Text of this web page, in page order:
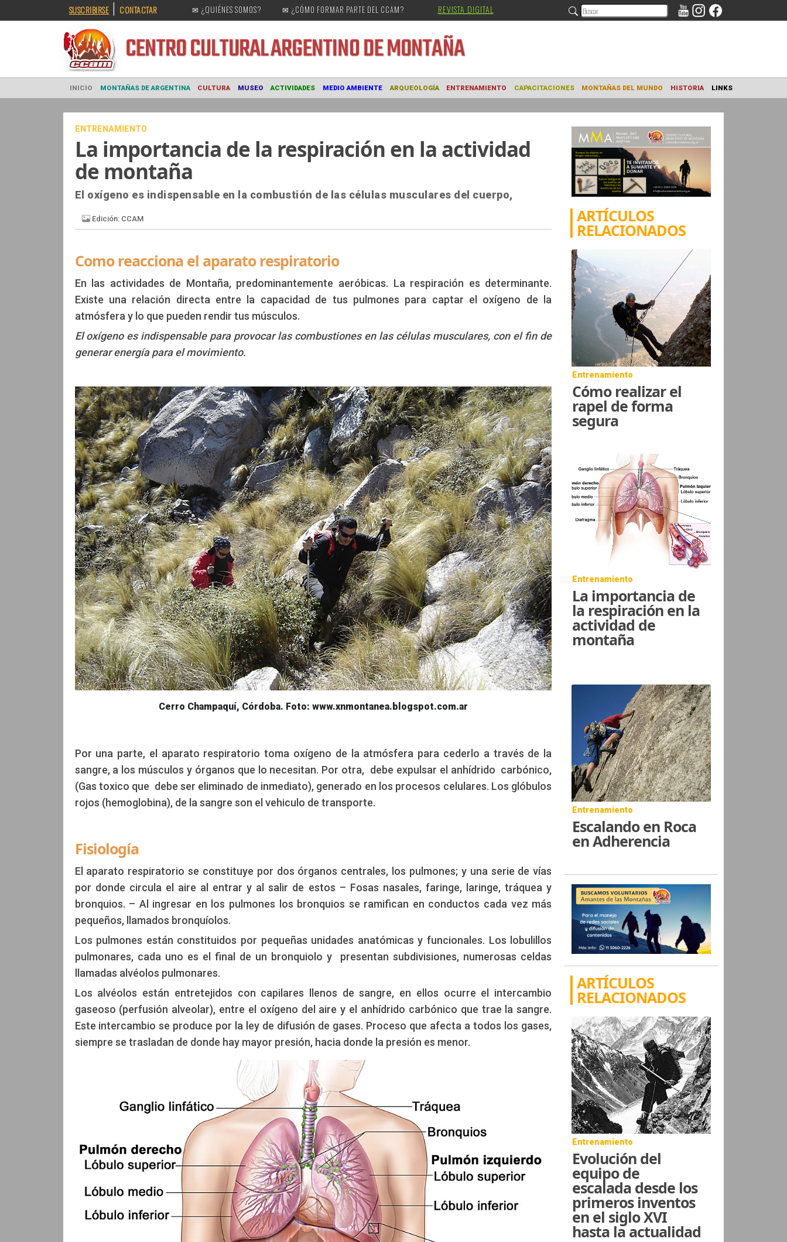
SUSCRIBIRSE | CONTACTAR ✉ ¿QUIÉNES SOMOS? ✉ ¿CÓMO FORMAR PARTE DEL CCAM? REVISTA DIGITAL
CENTRO CULTURALARGENTINO DE MONTAÑA
INICIO MONTAÑAS DE ARGENTINA CULTURA MUSEO ACTIVIDADES MEDIO AMBIENTE ARQUEOLOGÍA ENTRENAMIENTO CAPACITACIONES MONTAÑAS DEL MUNDO HISTORIA
ENTRENAMIENTO
La importancia de la respiración en la actividad
de montaña
El oxígeno es indispensable en la combustión de las células musculares del cuerpo,
Como reacciona el aparato respiratorio
En las actividades de Montaña, predominantemente aeróbicas. La respiración es determinante.
Existe una relación directa entre la capacidad de tus pulmones para captar el oxígeno de la
atmósfera y lo que pueden rendir tus músculos.
El oxígeno es indispensable para provocar las combustiones en las células musculares, con el fin de
generar energía para el movimiento.
Cerro Champaquí, Córdoba. Foto: www.xnmontanea.blogspot.com.ar
Por una parte, el aparato respiratorio toma oxígeno de la atmósfera para cederlo a través de la
sangre, a los músculos y órganos que lo necesitan. Por otra, debe expulsar el anhídrido carbónico,
(Gas toxico que debe ser eliminado de inmediato), generado en los procesos celulares. Los glóbulos
rojos (hemoglobina), de la sangre son el vehiculo de transporte.
Fisiología
El aparato respiratorio se constituye por dos órganos centrales, los pulmones; y una serie de vías
por donde circula el aire al entrar y al salir de estos – Fosas nasales, faringe, laringe, tráquea y
bronquios. – Al ingresar en los pulmones los bronquios se ramifican en conductos cada vez más
pequeños, llamados bronquíolos.
Los pulmones están constituidos por pequeñas unidades anatómicas y funcionales. Los lobulillos
pulmonares, cada uno es el final de un bronquiolo y presentan subdivisiones, numerosas celdas
llamadas alvéolos pulmonares.
Los alvéolos están entretejidos con capilares llenos de sangre, en ellos ocurre el intercambio
gaseoso (perfusión alveolar), entre el oxígeno del aire y el anhídrido carbónico que trae la sangre.
Este intercambio se produce por la ley de difusión de gases. Proceso que afecta a todos los gases,
siempre se trasladan de donde hay mayor presión, hacia donde la presión es menor.
ARTÍCULOS
RELACIONADOS
Entrenamiento
Cómo realizar el
rapel de forma
segura
Entrenamiento
La importancia de
la respiración en la
actividad de
montaña
Entrenamiento
Escalando en Roca
en Adherencia
ARTÍCULOS
RELACIONADOS
Entrenamiento
Evolución del
equipo de
escalada desde los
primeros inventos
en el siglo XVI
hasta la actualidad